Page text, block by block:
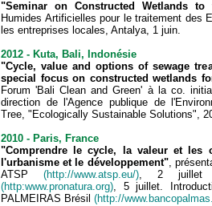
"Seminar on Constructed Wetlands to
Humides Artificielles pour le traitement des
les entreprises locales, Antalya, 1 juin.
2012 - Kuta, Bali, Indonésie
"Cycle, value and options of sewage
special focus on constructed wetlands
Forum 'Bali Clean and Green' à la co.
direction de l'Agence publique de
Tree, "Ecologically Sustainable Solutions",
2010 - Paris, France
"Comprendre le cycle, la valeur et les
l'urbanisme et le développement",
ATSP(http://www.atsp.eu/), 2 juillet et
(http:www.pronatura.org), 5 juillet.
PALMEIRAS Brésil (http://